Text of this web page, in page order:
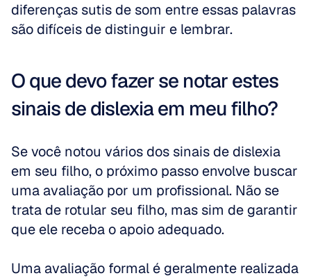
diferenças sutis de som entre essas palavras
são difíceis de distinguir e lembrar.
O que devo fazer se notar estes
sinais de dislexia em meu filho?
Se você notou vários dos sinais de dislexia
em seu filho, o próximo passo envolve buscar
uma avaliação por um profissional. Não se
trata de rotular seu filho, mas sim de garantir
que ele receba o apoio adequado.
Uma avaliação formal é geralmente realizada